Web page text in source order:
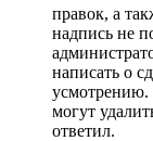
правок, а
надпись не
написать о
усмотрению.
могут
ответил.